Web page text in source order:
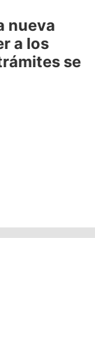
nueva
a los
se